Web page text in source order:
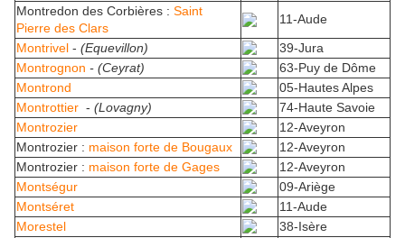
Montredon des Corbières : Saint
Pierre des Clars
11-Aude
Montrivel - (Equevillon)
39-Jura
Montrognon - (Ceyrat)
63-Puy de Dôme
Montrond
05-Hautes Alpes
Montrottier - (Lovagny)
74-Haute Savoie
Montrozier
12-Aveyron
Montrozier : maison forte de Bougaux
12-Aveyron
Montrozier : maison forte de Gages
12-Aveyron
Montségur
09-Ariège
Montséret
11-Aude
Morestel
38-Isère